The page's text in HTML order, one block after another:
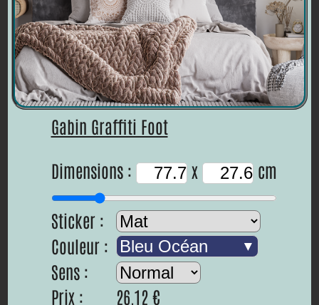
Gabin Graffiti Foot
Dimensions :
x cm
Sticker :
Couleur :
Bleu Océan
Sens :
Prix :
26.12 €